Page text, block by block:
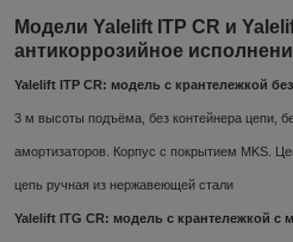
Модели Yalelift ITP CR и
антикоррозийное
Yalelift ITP CR: модель с крантележкой
3 м высоты подъёма, без контейнера цепи,
амортизаторов. Корпус с покрытием MKS.
цепь ручная из нержавеющей стали
Yalelift ITG CR: модель с крантележкой